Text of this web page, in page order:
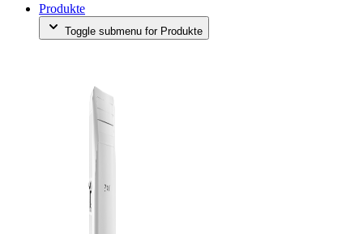
Produkte
Toggle submenu for Produkte